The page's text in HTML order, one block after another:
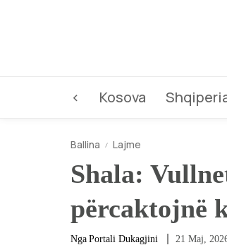
< Kosova
Ballina Lajme
Shala:
përcaktojnë
Nga Portali Dukagjini 21 Maj,